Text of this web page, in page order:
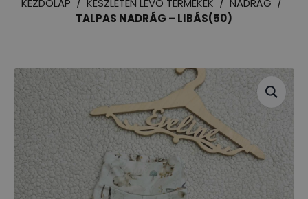
KEZDŐLAP KÉSZLETEN LÉVŐ TERMÉKEK
NADRÁG
TALPAS NADRÁG – LIBÁS(50)